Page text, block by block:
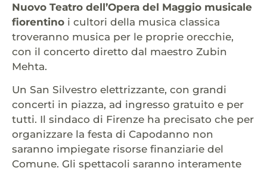
Nuovo Teatro dell’Opera del Maggio musicale
fiorentino i cultori della musica classica
troveranno musica per le proprie orecchie,
con il concerto diretto dal maestro Zubin
Mehta.
Un San Silvestro elettrizzante, con grandi
concerti in piazza, ad ingresso gratuito e per
tutti. Il sindaco di Firenze ha precisato che per
organizzare la festa di Capodanno non
saranno impiegate risorse finanziarie del
Comune. Gli spettacoli saranno interamente